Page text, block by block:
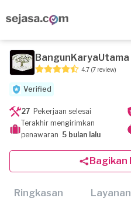
BangunKaryaUtama
4.7 (7 review)
Verified
27 Pekerjaan selesai
Terakhir mengirimkan
penawaran 5 bulan lalu
Bagikan
Ringkasan Layanan